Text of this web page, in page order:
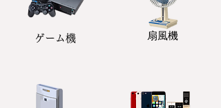
ゲーム機 扇風機